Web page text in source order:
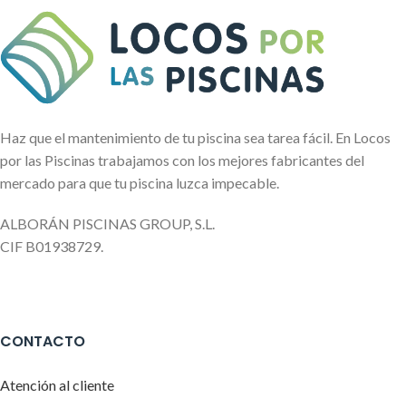
Haz que el mantenimiento de tu piscina sea tarea fácil. En Locos
por las Piscinas trabajamos con los mejores fabricantes del
mercado para que tu piscina luzca impecable.
ALBORÁN PISCINAS GROUP, S.L.
CIF B01938729.
CONTACTO
Atención al cliente